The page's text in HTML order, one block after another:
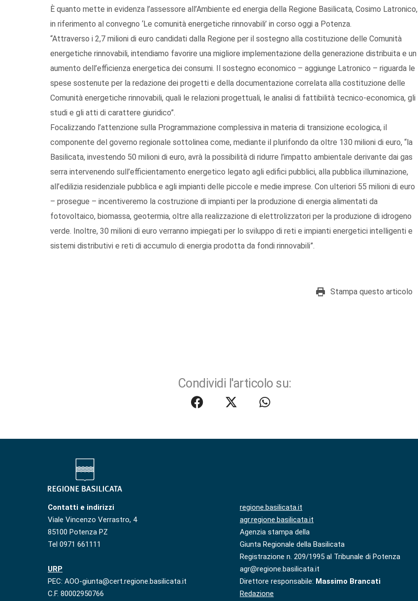
È quanto mette in evidenza l’assessore all’Ambiente ed energia della Regione Basilicata, Cosimo Latronico,
in riferimento al convegno ‘Le comunità energetiche rinnovabili’ in corso oggi a Potenza.
“Attraverso i 2,7 milioni di euro candidati dalla Regione per il sostegno alla costituzione delle Comunità
energetiche rinnovabili, intendiamo favorire una migliore implementazione della generazione distribuita e un
aumento dell’efficienza energetica dei consumi. Il sostegno economico – aggiunge Latronico – riguarda le
spese sostenute per la redazione dei progetti e della documentazione correlata alla costituzione delle
Comunità energetiche rinnovabili, quali le relazioni progettuali, le analisi di fattibilità tecnico-economica, gli
studi e gli atti di carattere giuridico”.
Focalizzando l’attenzione sulla Programmazione complessiva in materia di transizione ecologica, il
componente del governo regionale sottolinea come, mediante il plurifondo da oltre 130 milioni di euro, “la
Basilicata, investendo 50 milioni di euro, avrà la possibilità di ridurre l’impatto ambientale derivante dai gas
serra intervenendo sull’efficientamento energetico legato agli edifici pubblici, alla pubblica illuminazione,
all’edilizia residenziale pubblica e agli impianti delle piccole e medie imprese. Con ulteriori 55 milioni di euro
– prosegue – incentiveremo la costruzione di impianti per la produzione di energia alimentati da
fotovoltaico, biomassa, geotermia, oltre alla realizzazione di elettrolizzatori per la produzione di idrogeno
verde. Inoltre, 30 milioni di euro verranno impiegati per lo sviluppo di reti e impianti energetici intelligenti e
sistemi distributivi e reti di accumulo di energia prodotta da fondi rinnovabili”.
Stampa questo articolo
Condividi l'articolo su:
Contatti e indirizzi
Viale Vincenzo Verrastro, 4
85100 Potenza PZ
Tel 0971 661111
URP
PEC: AOO-giunta@cert.regione.basilicata.it
C.F. 80002950766
regione.basilicata.it
agr.regione.basilicata.it
Agenzia stampa della
Giunta Regionale della Basilicata
Registrazione n. 209/1995 al Tribunale di Potenza
agr@regione.basilicata.it
Direttore responsabile: Massimo Brancati
Redazione